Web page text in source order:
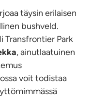
täysin erilaisen
bushveld.
Transfrontier Park
, ainutlaatuinen
voit todistaa